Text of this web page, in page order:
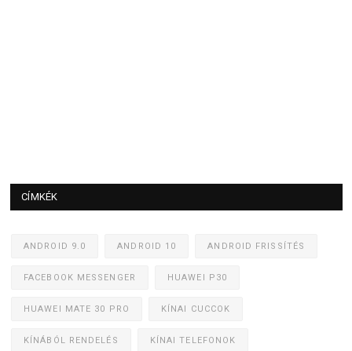
CÍMKÉK
ANDROID 9.0 ANDROID 10 ANDROID FRISSÍTÉS
FACEBOOK MESSENGER HUAWEI P30
HUAWEI MATE 30 PRO KÍNAI CUCCOK
KÍNÁBÓL RENDELÉS KÍNAI TELEFONOK